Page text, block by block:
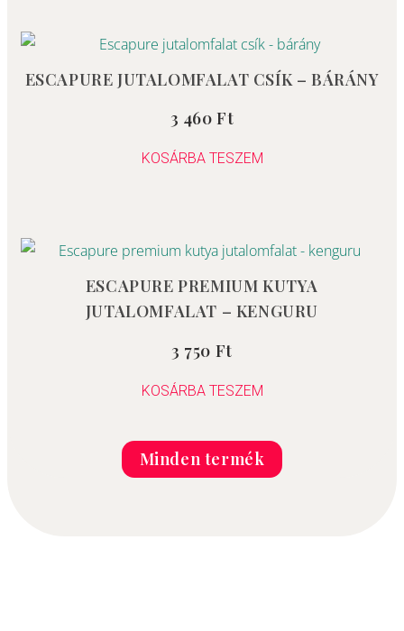
ESCAPURE JUTALOMFALAT CSÍK – BÁRÁNY
3 460Ft
KOSÁRBA TESZEM
ESCAPURE PREMIUM KUTYA
JUTALOMFALAT – KENGURU
3 750 Ft
KOSÁRBA TESZEM
Minden termék